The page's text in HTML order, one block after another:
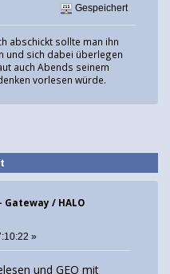
Gespeichert
abschickt sollte man ihn
und sich dabei überlegen
auch Abends seinem
vorlesen würde.
/ HALO
»
und GEO mit